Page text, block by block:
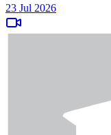
23 Jul 2026